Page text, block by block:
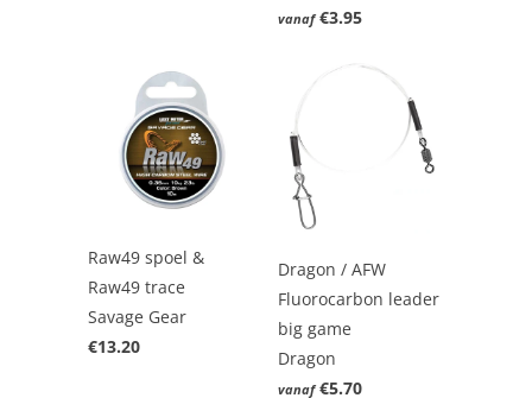
vanaf €3.95
Raw49 spoel &
Raw49 trace
Savage Gear
€13.20
Dragon / AFW
Fluorocarbon leader
big game
Dragon
vanaf €5.70